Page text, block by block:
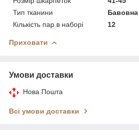
Тип тканини
Бавовна
Кількість пар в наборі
12
Приховати
Умови доставки
Нова Пошта
Всі умови доставки